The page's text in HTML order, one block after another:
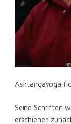
Ashtangayoga
Seine Schriften
erschienen